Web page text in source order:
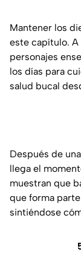
Mantener los
este capítulo. A
personajes
los días para
salud bucal
Después de
llega el
muestran que
que forma
sintiéndose